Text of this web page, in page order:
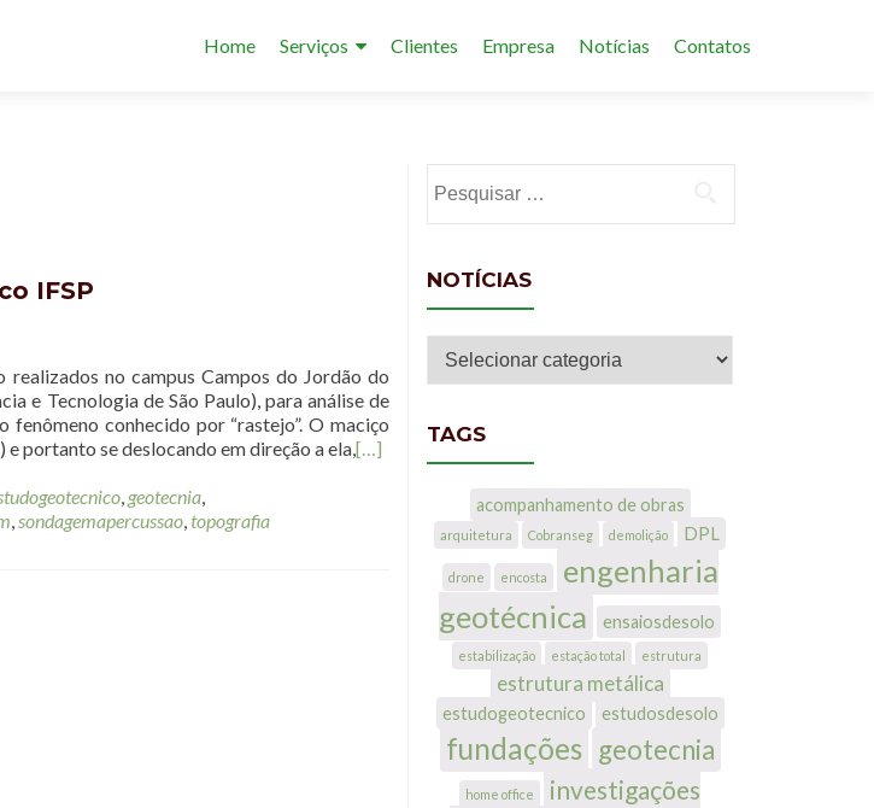
Home Serviços Clientes Empresa Notícias Contatos
IFSP
realizados no campus Campos do Jordão do
e Tecnologia de São Paulo), para análise de
conhecido por “rastejo”. O maciço
portanto se deslocando em direção a ela,[…]
, geotecnia,
,sondagemapercussao, topografia
NOTÍCIAS
Notícias
TAGS
acompanhamento de obras
arquitetura Cobranseg demolição DPL
drone encosta
engenharia
geotécnica
ensaiosdesolo
estabilização estação total estrutura
estrutura metálica
estudogeotecnico estudosdesolo
fundações geotecnia
home office
investigações